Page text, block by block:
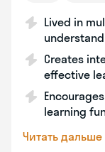
Lived in
Creates
effective
learning
Читать дальше